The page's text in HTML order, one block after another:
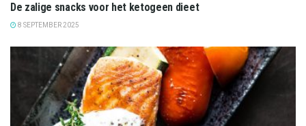
De zalige snacks voor het ketogeen dieet
8 SEPTEMBER 2025